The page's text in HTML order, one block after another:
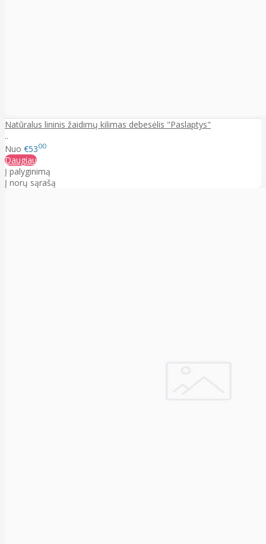
Natūralus lininis žaidimų kilimas debesėlis "Paslaptys"
..
Nuo €5300
Daugiau
Į palyginimą
Į norų sąrašą